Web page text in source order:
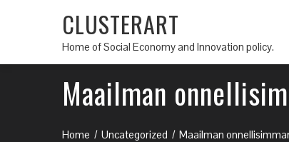
CLUSTERART
Home of Social Economy and Innovation policy.
Maailman
Home Uncategorized Maailman